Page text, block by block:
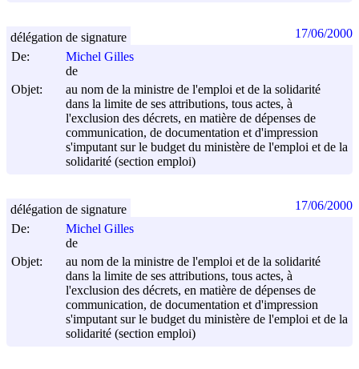
De:
Michel Gilles
de
Objet:
au nom de la ministre de l'emploi et de la solidarité
dans la limite de ses attributions, tous actes, à
l'exclusion des décrets, en matière de dépenses de
communication, de documentation et d'impression
s'imputant sur le budget du ministère de l'emploi et de la
solidarité (section emploi)
délégation de signature 17/06/2000
De:
Michel Gilles
de
Objet:
au nom de la ministre de l'emploi et de la solidarité
dans la limite de ses attributions, tous actes, à
l'exclusion des décrets, en matière de dépenses de
communication, de documentation et d'impression
s'imputant sur le budget du ministère de l'emploi et de la
solidarité (section emploi)
délégation de signature 17/06/2000